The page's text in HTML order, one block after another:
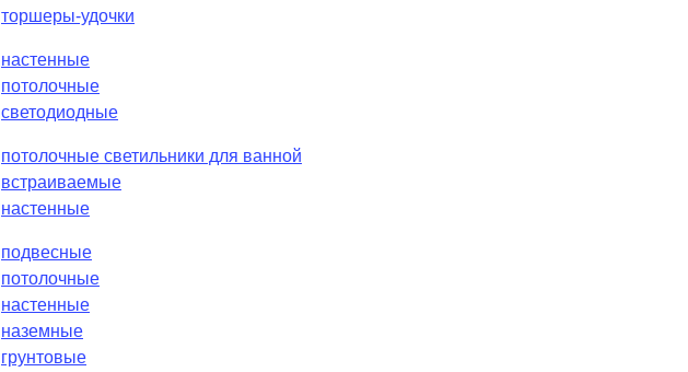
торшеры-удочки
настенные
потолочные
светодиодные
потолочные светильники для ванной
встраиваемые
настенные
подвесные
потолочные
настенные
наземные
грунтовые